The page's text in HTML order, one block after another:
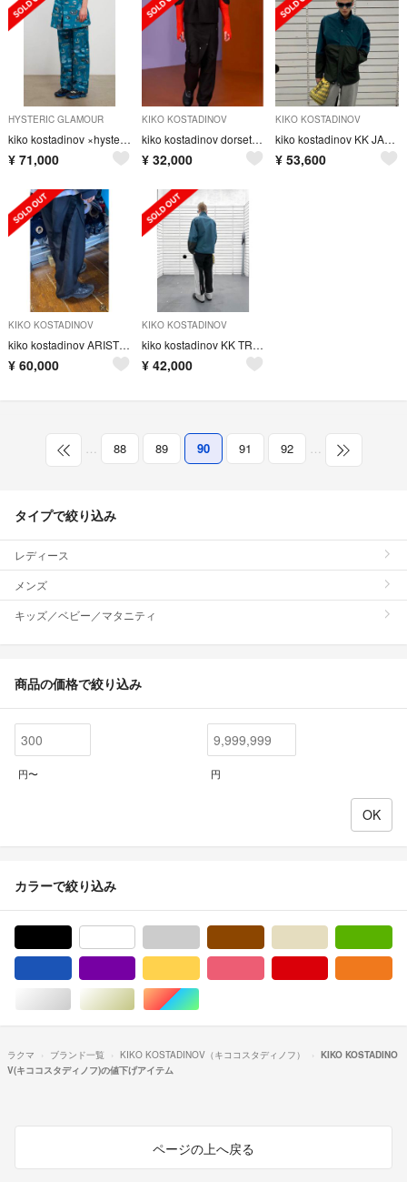
HYSTERIC GLAMOUR
kiko kostadinov ×hysteric glamour Msize
¥ 71,000
KIKO KOSTADINOV
kiko kostadinov dorset apron trousers
¥ 32,000
KIKO KOSTADINOV
kiko kostadinov KK JACKET01 48
¥ 53,600
KIKO KOSTADINOV
kiko kostadinov ARISTIDES WIDE TROUSERS
¥ 60,000
KIKO KOSTADINOV
kiko kostadinov KK TROUSER 04 46
¥ 42,000
… 88 89 90 91 92 …
タイプで絞り込み
レディース
メンズ
キッズ／ベビー／マタニティ
商品の価格で絞り込み
円〜 円
カラーで絞り込み
シルバー/銀色系ゴールド/金色系マルチカラー
ラクマ ブランド一覧 KIKO KOSTADINOV（キココスタディノフ）
KIKO KOSTADINO
V(キココスタディノフ)の値下げアイテム
ページの上へ戻る